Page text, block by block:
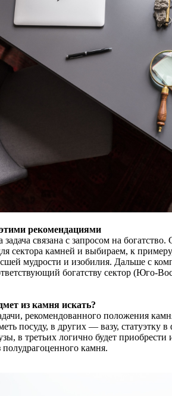
рекомендациями
связана с запросом на богатство.
сектора камней и выбираем, к
мудрости и изобилия. Дальше с
богатству сектор (Юго-
из камня искать?
рекомендованного положения
посуду, в других — вазу, статуэтку
в третьих логично будет
полудрагоценного камня.